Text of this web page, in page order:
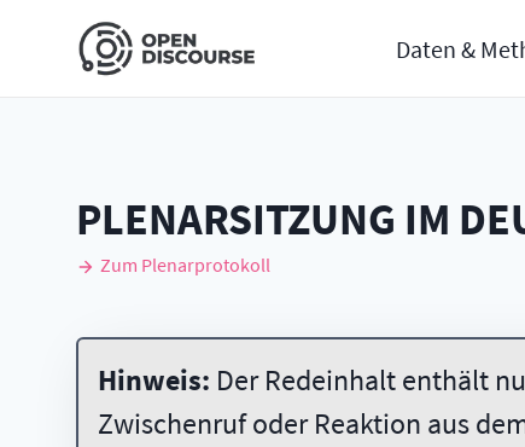
Daten &
PLENARSITZUNG IM
Zum Plenarprotokoll
Hinweis: Der Redeinhalt enthält
Zwischenruf oder Reaktion aus